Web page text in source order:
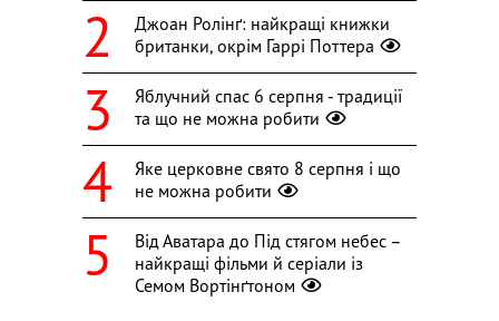
Джоан Ролінґ: найкращі книжки
британки, окрім Гаррі Поттера
Яблучний спас 6 серпня - традиції
та що не можна робити
Яке церковне свято 8 серпня і що
не можна робити
Від Аватара до Під стягом небес –
найкращі фільми й серіали із
Семом Вортінґтоном